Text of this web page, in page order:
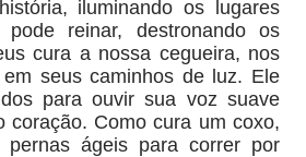
iluminando os lugares
reinar, destronando os
cura a nossa cegueira, nos
seus caminhos de luz. Ele
para ouvir sua voz suave
coração. Como cura um coxo,
pernas ágeis para correr por